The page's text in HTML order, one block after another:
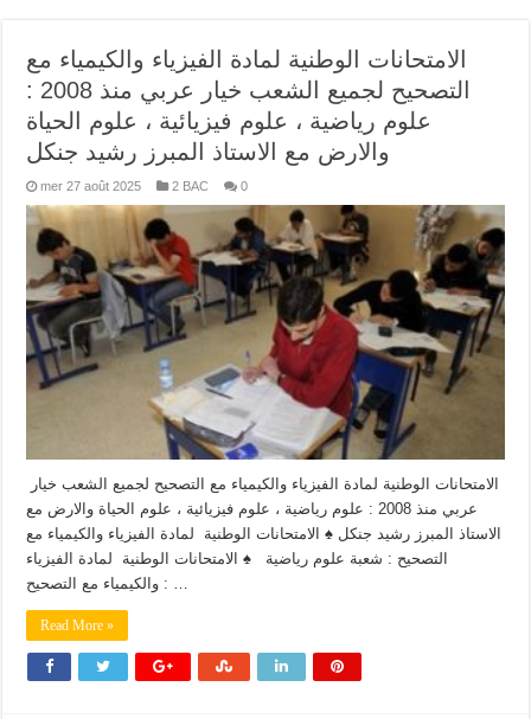
الامتحانات الوطنية لمادة الفيزياء والكيمياء مع
التصحيح لجميع الشعب خيار عربي منذ 2008 :
علوم رياضية ، علوم فيزيائية ، علوم الحياة
والارض مع الاستاذ المبرز رشيد جنكل
mer 27 août 2025 2 BAC 0
عربي منذ 2008 : علوم رياضية ، علوم فيزيائية ، علوم الحياة والارض مع
الاستاذ المبرز رشيد جنكل ♠ الامتحانات الوطنية لمادة الفيزياء والكيمياء مع
التصحيح : شعبة علوم رياضية ♠ الامتحانات الوطنية لمادة الفيزياء
والكيمياء مع التصحيح : …
Read More »